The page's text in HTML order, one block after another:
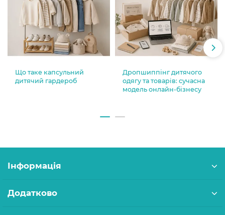
Що таке капсульний
дитячий гардероб
Дропшиппінг дитячого
одягу та товарів: сучасна
модель онлайн-бізнесу
Інформація
Додатково